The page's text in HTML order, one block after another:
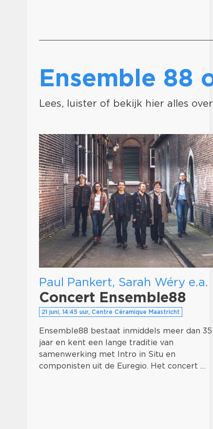
Ensemble 88
Lees, luister of bekijk hier alles
Paul Pankert, Sarah Wéry e.a.
Concert Ensemble88
21 juni, 14:45 uur, Centre Céramique Maastricht
Ensemble88 bestaat inmiddels meer dan 35
jaar en kent een lange traditie van
samenwerking met Intro in Situ en
componisten uit de Euregio. Het concert …